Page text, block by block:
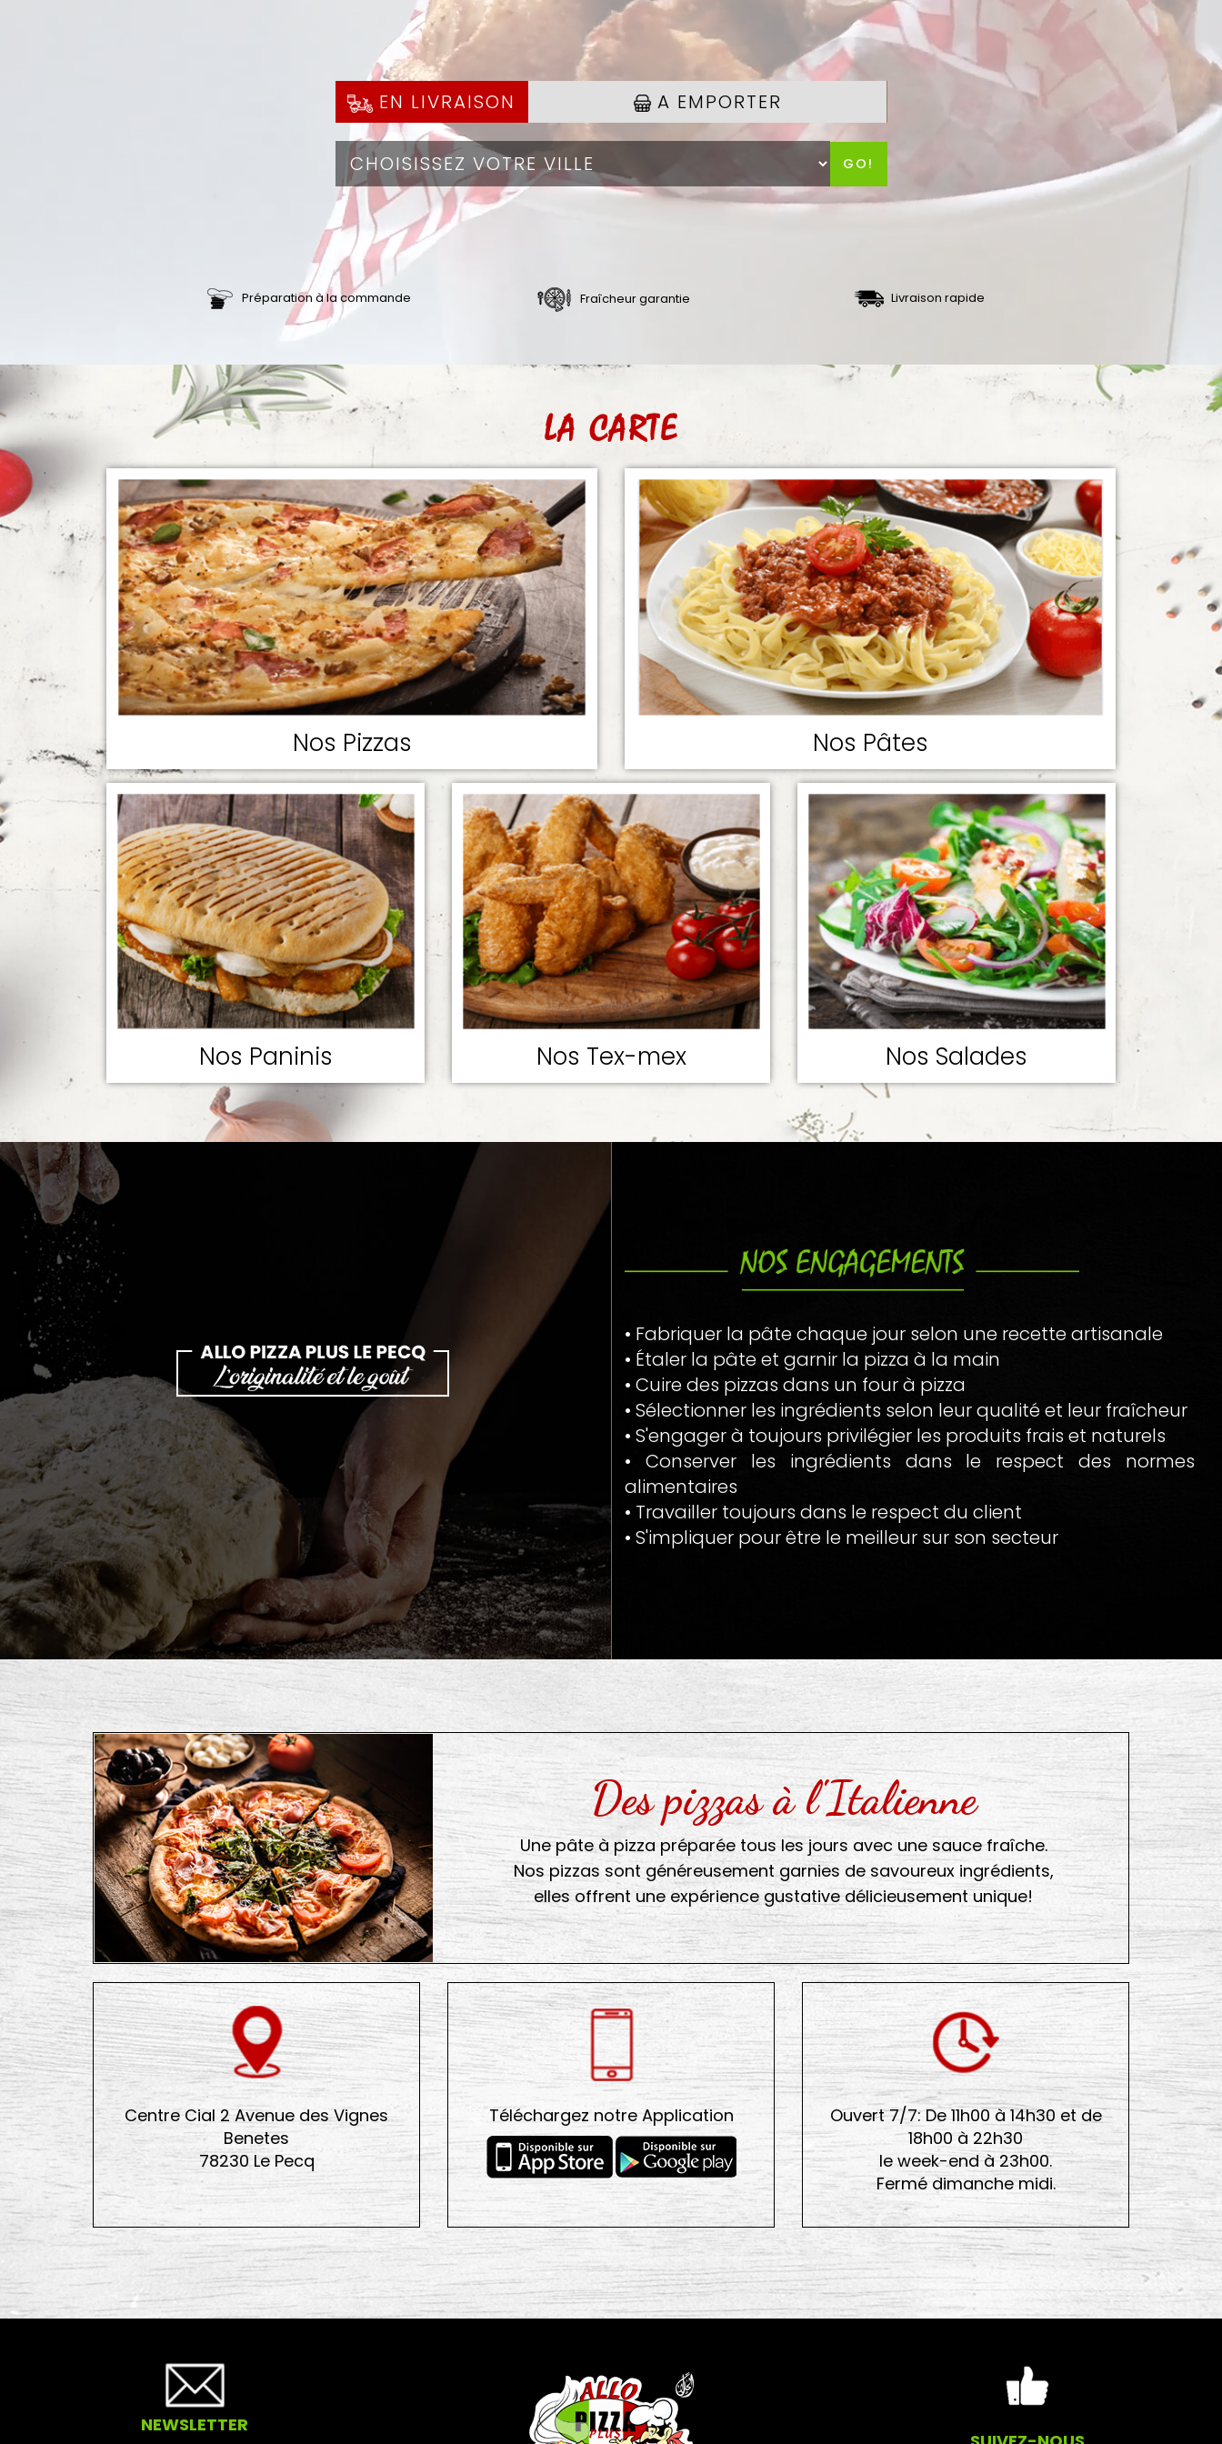
EN LIVRAISON A EMPORTER
GO!
Préparation à la commande Fraîcheur garantie Livraison rapide
LA CARTE
Nos Pizzas Nos Pâtes
Nos Paninis Nos Tex-mex Nos Salades
• Fabriquer la pâte chaque jour selon une recette artisanale
• Étaler la pâte et garnir la pizza à la main
• Cuire des pizzas dans un four à pizza
• Sélectionner les ingrédients selon leur qualité et leur fraîcheur
• S'engager à toujours privilégier les produits frais et naturels
• Conserver les ingrédients dans le respect des normes
alimentaires
• Travailler toujours dans le respect du client
• S'impliquer pour être le meilleur sur son secteur
Des pizzas à l'Italienne
Une pâte à pizza préparée tous les jours avec une sauce fraîche.
Nos pizzas sont généreusement garnies de savoureux ingrédients,
elles offrent une expérience gustative délicieusement unique!
Centre Cial 2 Avenue des Vignes
Benetes
78230 Le Pecq
Téléchargez notre Application
Ouvert 7/7: De 11h00 à 14h30 et de
18h00 à 22h30
le week-end à 23h00.
Fermé dimanche midi.
NEWSLETTER